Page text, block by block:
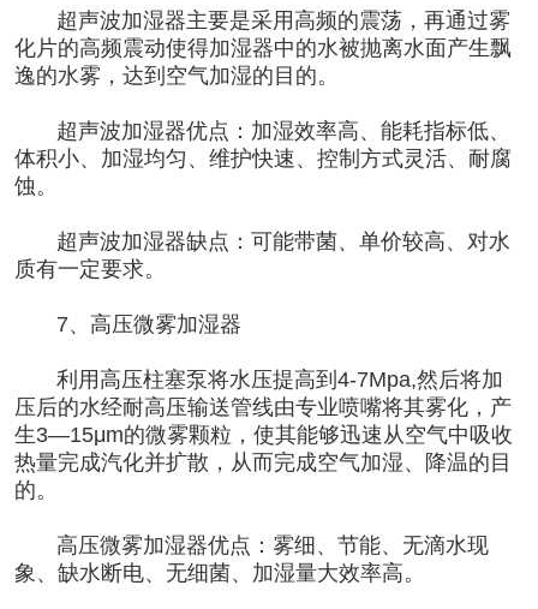
超声波加湿器主要是采用高频的震荡，再通过雾
化片的高频震动使得加湿器中的水被抛离水面产生飘
逸的水雾，达到空气加湿的目的。
超声波加湿器优点：加湿效率高、能耗指标低、
体积小、加湿均匀、维护快速、控制方式灵活、耐腐
蚀。
超声波加湿器缺点：可能带菌、单价较高、对水
质有一定要求。
7、高压微雾加湿器
利用高压柱塞泵将水压提高到4-7Mpa,然后将加
压后的水经耐高压输送管线由专业喷嘴将其雾化，产
生3—15μm的微雾颗粒，使其能够迅速从空气中吸收
热量完成汽化并扩散，从而完成空气加湿、降温的目
的。
高压微雾加湿器优点：雾细、节能、无滴水现
象、缺水断电、无细菌、加湿量大效率高。